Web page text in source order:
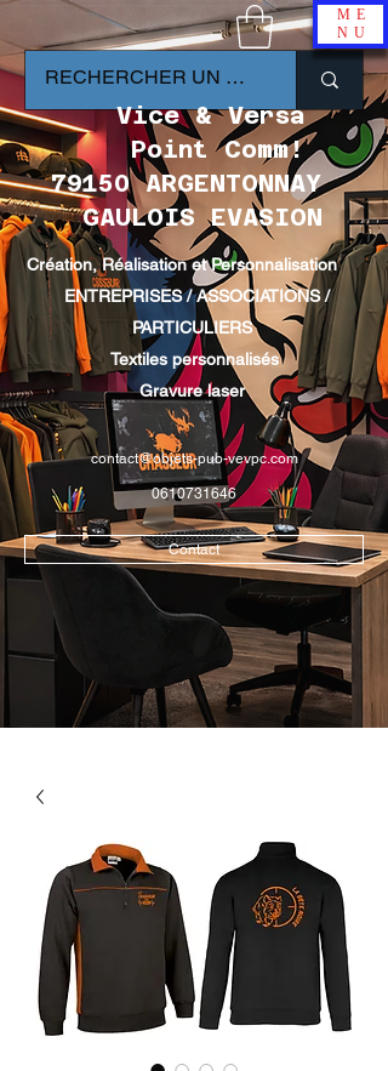
ME
NU
Vice & Versa
Point Comm!
79150 ARGENTONNAY
GAULOIS EVASION
Création, Réalisation et Personnalisation
ENTREPRISES / ASSOCIATIONS /
PARTICULIERS
Textiles personnalisés
Gravure laser
contact@objets-pub-vevpc.com
0610731646
Contact